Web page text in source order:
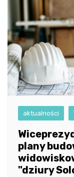
aktualności
plany
"dziury